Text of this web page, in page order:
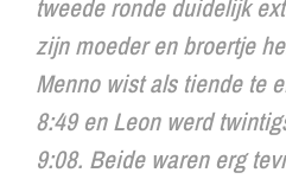
tweede ronde duidelijk
zijn moeder en broertje
Menno wist als tiende te
8:49 en Leon werd
9:08. Beide waren erg